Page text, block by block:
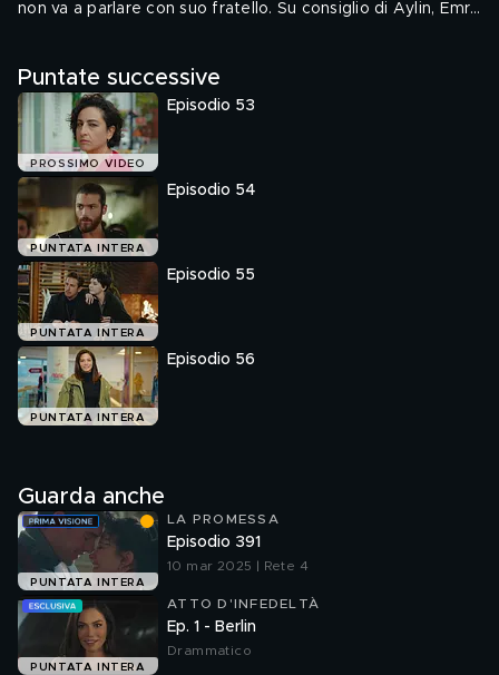
non va a parlare con suo fratello. Su consiglio di Aylin, Emre
finalmente il motivo di tutte le bugie che ha dovuto dirgli
finora, la sua prova è sparita.
Puntate successive
PROSSIMO VIDEO
Episodio 53
PUNTATA INTERA
Episodio 54
PUNTATA INTERA
Episodio 55
PUNTATA INTERA
Episodio 56
Guarda anche
PUNTATA INTERA
LA PROMESSA
Episodio 391
10 mar 2025 | Rete 4
PUNTATA INTERA
ATTO D'INFEDELTÀ
Ep. 1 - Berlin
Drammatico